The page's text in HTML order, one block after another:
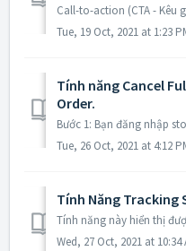
Tue, 19 Oct, 2021 at 1:23
Tính năng Cancel
Order.
Tue, 26 Oct, 2021 at 4:12
Tính Năng Tracking
Wed, 27 Oct, 2021 at 10:34